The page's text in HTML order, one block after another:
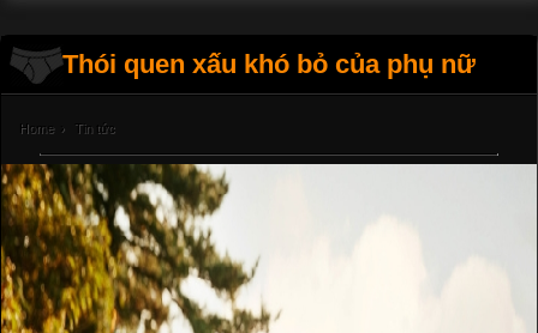
Thói quen xấu khó bỏ của phụ nữ
Home › Tin tức